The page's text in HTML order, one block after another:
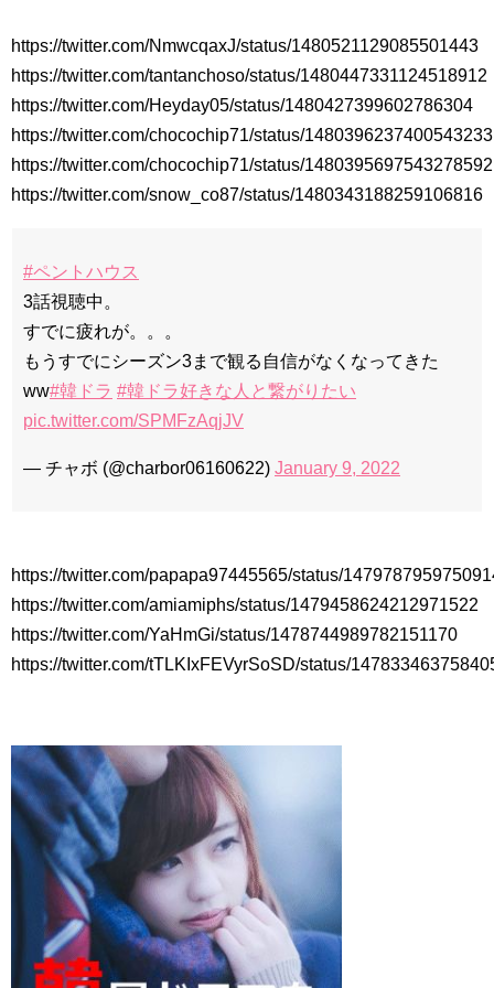
キム・ユジョン、美しいセルフショットで近況を伝える“会いた
キム・ユジョン、新ドラマ「まず熱く掃除せよ」に出演確
定…“台本を見た瞬間惹かれた” 20180123
YUCHUN ♥ LOVE 15 「成均館 5話」
[Fan MV]七日の王妃(7일의 왕비)OST – 정기고 (Junggigo) – 그
俳優カン・ギヨン、突然の熱愛宣言…「キム秘書がなぜそう
https://twitter.com/NmwcqaxJ/status/1480521129085501443
https://twitter.com/tantanchoso/status/1480447331124518912
https://twitter.com/Heyday05/status/1480427399602786304
https://twitter.com/chocochip71/status/1480396237400543233
https://twitter.com/chocochip71/status/1480395697543278592
https://twitter.com/snow_co87/status/1480343188259106816
#ペントハウス
3話視聴中。
すでに疲れが。。。
もうすでにシーズン3まで観る自信がなくなってきた
ww#韓ドラ #韓ドラ好きな人と繋がりたい
pic.twitter.com/SPMFzAqjJV
— チャボ (@charbor06160622) January 9, 2022
https://twitter.com/papapa97445565/status/
https://twitter.com/amiamiphs/status/1479458624212971522
https://twitter.com/YaHmGi/status/1478744989782151170
https://twitter.com/tTLKIxFEVyrSoSD/status/